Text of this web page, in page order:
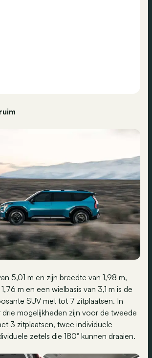
5,01 m en zijn breedte van 1,98 m,
m en een wielbasis van 3,1 m is de
SUV met tot 7 zitplaatsen. In
drie mogelijkheden zijn voor de tweede
3 zitplaatsen, twee individuele
zetels die 180° kunnen draaien.